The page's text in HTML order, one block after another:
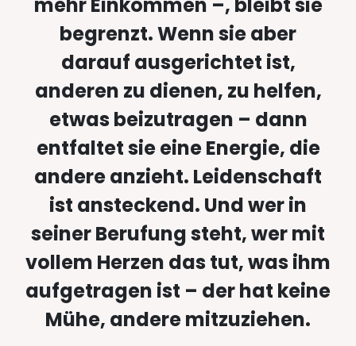
begrenzt. Wenn sie aber
darauf ausgerichtet ist,
anderen zu dienen, zu helfen,
etwas beizutragen – dann
entfaltet sie eine Energie, die
andere anzieht. Leidenschaft
ist ansteckend. Und wer in
seiner Berufung steht, wer mit
vollem Herzen das tut, was ihm
aufgetragen ist – der hat keine
Mühe, andere mitzuziehen.